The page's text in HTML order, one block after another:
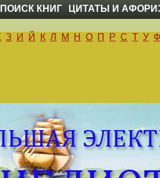
ПОИСК КНИГ ЦИТАТЫ И
З И Й К Л М Н О П Р С Т У Ф